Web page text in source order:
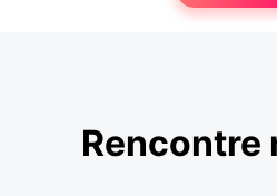
Rencontre